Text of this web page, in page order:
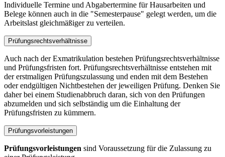
Individuelle Termine und Abgabertermine für Hausarbeiten und
Belege können auch in die "Semesterpause" gelegt werden, um die
Arbeitslast gleichmäßiger zu verteilen.
Prüfungsrechtsverhältnisse
Auch nach der Exmatrikulation bestehen Prüfungsrechtsverhältnisse
und Prüfungsfristen fort. Prüfungsrechtsverhältnisse entstehen mit
der erstmaligen Prüfungszulassung und enden mit dem Bestehen
oder endgültigen Nichtbestehen der jeweiligen Prüfung. Denken Sie
daher bei einem Studienabbruch daran, sich von den Prüfungen
abzumelden und sich selbständig um die Einhaltung der
Prüfungsfristen zu kümmern.
Prüfungsvorleistungen
Prüfungsvorleistungen sind Voraussetzung für die Zulassung zu